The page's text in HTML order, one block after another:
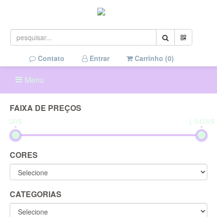
Contato Entrar Carrinho (0)
Menu
FAIXA DE PREÇOS
0R$ 1.941R$
CORES
CATEGORIAS